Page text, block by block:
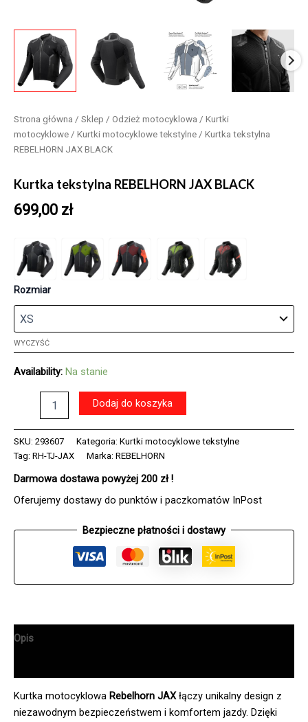
Strona główna / Sklep / Odzież motocyklowa / Kurtki
motocyklowe / Kurtki motocyklowe tekstylne / Kurtka tekstylna
REBELHORN JAX BLACK
Kurtka tekstylna REBELHORN JAX BLACK
699,00 zł
Rozmiar
WYCZYŚĆ
Availability: Na stanie
REBELHORN
JAX
Dodaj do koszyka
SKU: 293607 Kategoria: Kurtki motocyklowe tekstylne
Tag: RH-TJ-JAX Marka: REBELHORN
Darmowa dostawa powyżej 200 zł !
Oferujemy dostawy do punktów i paczkomatów InPost
Bezpieczne płatności i dostawy
Opis
Kurtka motocyklowa Rebelhorn JAXłączy unikalny design z
niezawodnym bezpieczeństwem i komfortem jazdy. Dzięki